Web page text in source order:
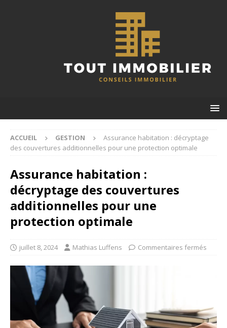
ACCUEIL GESTION
Assurance habitation : décryptage
des couvertures additionnelles pour une protection optimale
Assurance habitation :
décryptage des couvertures
additionnelles pour une
protection optimale
juillet 8, 2024 Mathias Luffens Commentaires fermés